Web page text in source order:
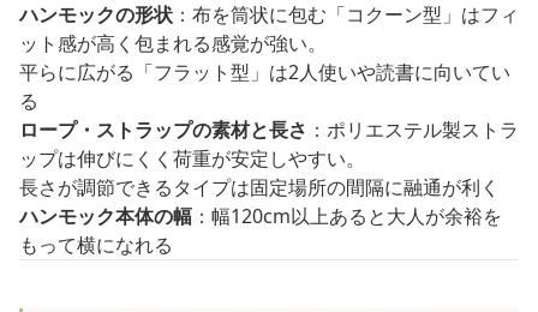
ハンモックの形状 ：布を筒状に包む「コクーン型」はフィ
ット感が高く包まれる感覚が強い。
平らに広がる「フラット型」は2人使いや読書に向いてい
る
ロープ・ストラップの素材と長さ ：ポリエステル製ストラ
ップは伸びにくく荷重が安定しやすい。
長さが調節できるタイプは固定場所の間隔に融通が利く
ハンモック本体の幅 ：幅120cm以上あると大人が余裕を
もって横になれる